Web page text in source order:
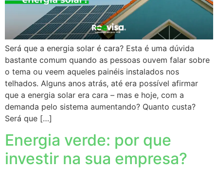
Será que a energia solar é cara? Esta é uma dúvida
bastante comum quando as pessoas ouvem falar sobre
o tema ou veem aqueles painéis instalados nos
telhados. Alguns anos atrás, até era possível afirmar
que a energia solar era cara – mas e hoje, com a
demanda pelo sistema aumentando? Quanto custa?
Será que […]
Energia verde: por que
investir na sua empresa?